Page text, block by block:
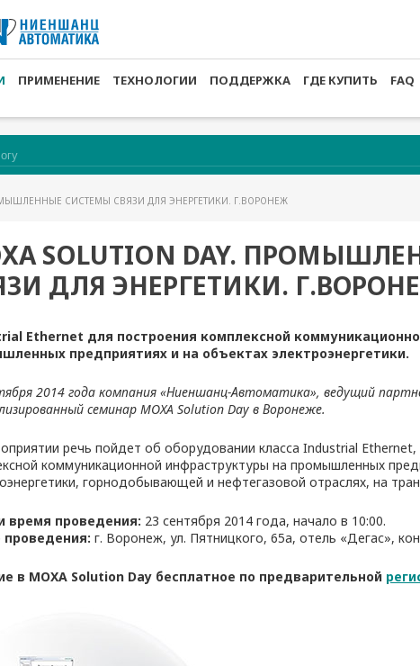
ПРИМЕНЕНИЕ ТЕХНОЛОГИИ ПОДДЕРЖКА ГДЕ КУПИТЬ FAQ
СИСТЕМЫ СВЯЗИ ДЛЯ ЭНЕРГЕТИКИ. Г.ВОРОНЕЖ
SOLUTION DAY.
ДЛЯ ЭНЕРГЕТИКИ.
Ethernet для построения комплексной
предприятиях и на объектах электроэнергетики.
2014 года компания «Ниеншанц-Автоматика», ведущий
семинар MOXA Solution Day в Воронеже.
речь пойдет об оборудовании класса Industrial
коммуникационной инфраструктуры на промышленных
горнодобывающей и нефтегазовой отраслях, на
время проведения: 23 сентября 2014 года, начало в 10:00.
проведения: г. Воронеж, ул. Пятницкого, 65а, отель «Дегас»,
в MOXA Solution Day бесплатное по предварительной